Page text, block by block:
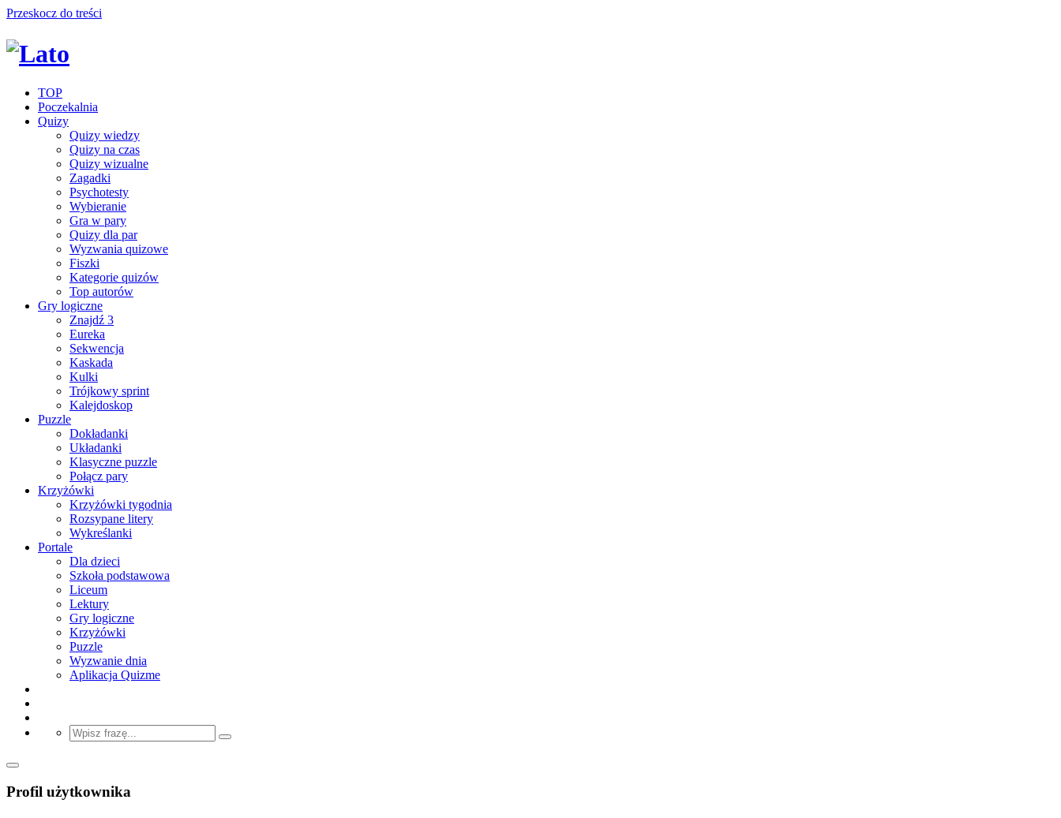
Przeskocz do treści
TOP
Poczekalnia
Quizy
Quizy wiedzy
Quizy na czas
Quizy wizualne
Zagadki
Psychotesty
Wybieranie
Gra w pary
Quizy dla par
Wyzwania quizowe
Fiszki
Kategorie quizów
Top autorów
Gry logiczne
Znajdź 3
Eureka
Sekwencja
Kaskada
Kulki
Trójkowy sprint
Kalejdoskop
Puzzle
Dokładanki
Układanki
Klasyczne puzzle
Połącz pary
Krzyżówki
Krzyżówki tygodnia
Rozsypane litery
Wykreślanki
Portale
Dla dzieci
Szkoła podstawowa
Liceum
Lektury
Gry logiczne
Krzyżówki
Puzzle
Wyzwanie dnia
Aplikacja Quizme
Profil użytkownika